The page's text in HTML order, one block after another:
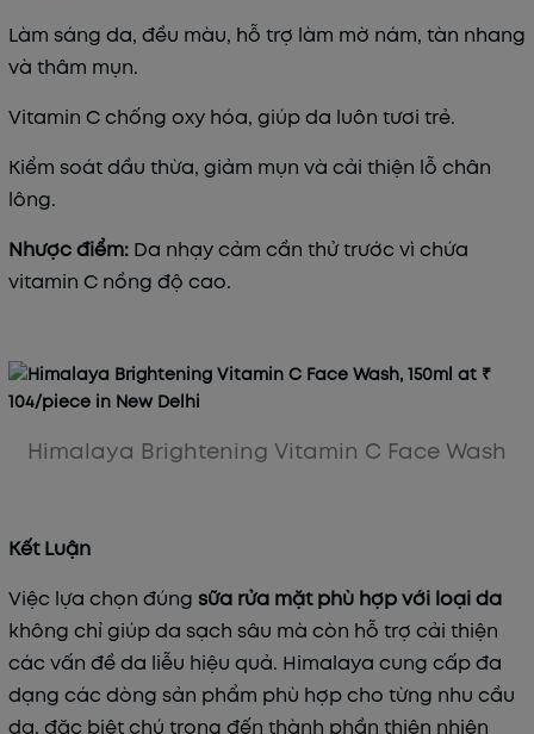
Làm sáng da, đều màu, hỗ trợ làm mờ nám, tàn nhang
và thâm mụn.
Vitamin C chống oxy hóa, giúp da luôn tươi trẻ.
Kiểm soát dầu thừa, giảm mụn và cải thiện lỗ chân
lông.
Nhược điểm: Da nhạy cảm cần thử trước vì chứa
vitamin C nồng độ cao.
Himalaya Brightening Vitamin C Face Wash
Kết Luận
Việc lựa chọn đúng sữa rửa mặt phù hợp với loại da
không chỉ giúp da sạch sâu mà còn hỗ trợ cải thiện
các vấn đề da liễu hiệu quả. Himalaya cung cấp đa
dạng các dòng sản phẩm phù hợp cho từng nhu cầu
da, đặc biệt chú trọng đến thành phần thiên nhiên